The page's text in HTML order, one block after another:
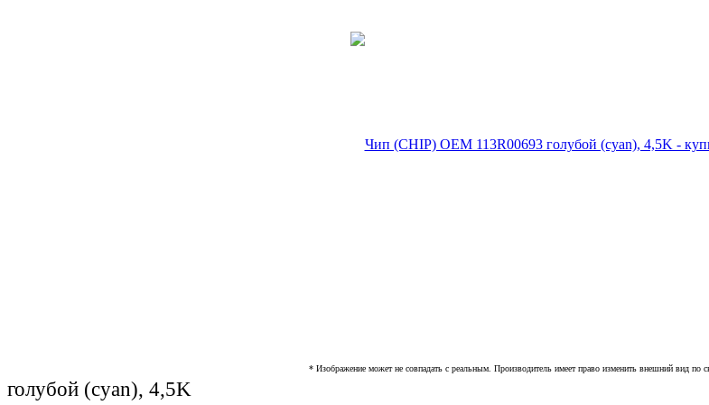
* Изображение может не совпадать с реальным. Производитель имеет право изменить внешний вид по
голубой (cyan), 4,5K